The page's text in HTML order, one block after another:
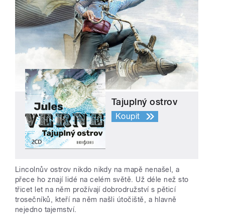
Tajuplný ostrov
Koupit
Lincolnův ostrov nikdo nikdy na mapě nenašel, a
přece ho znají lidé na celém světě. Už déle než sto
třicet let na něm prožívají dobrodružství s pěticí
trosečníků, kteří na něm našli útočiště, a hlavně
nejedno tajemství.